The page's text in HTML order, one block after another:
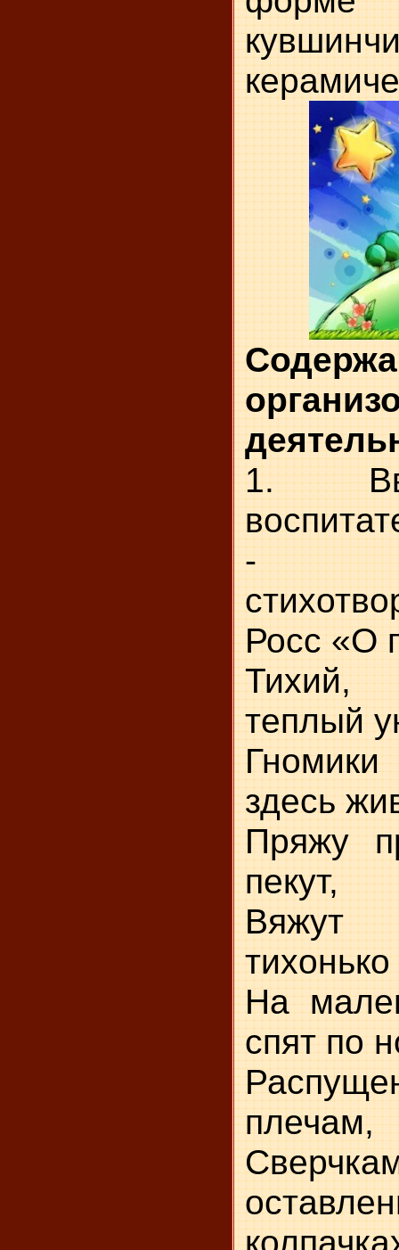
1.
-
Росс «О
теплый
здесь
Пряжу
пекут,
На
спят по
плечам,